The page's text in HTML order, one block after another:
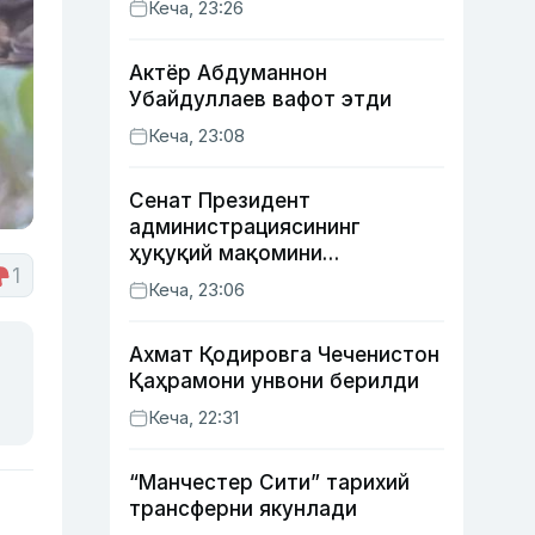
1
қозонди
Кеча, 23:26
Актёр Абду­маннон
Убайдуллаев вафот этди
Кеча, 23:08
Сенат Президент
администрациясининг
ҳуқуқий мақомини
белгиловчи конституциявий
қонунни маъқуллади
Кеча, 23:06
Ахмат Қодировга Чеченистон
Қаҳрамони унвони берилди
Кеча, 22:31
“Манчестер Сити” тарихий
трансферни якунлади